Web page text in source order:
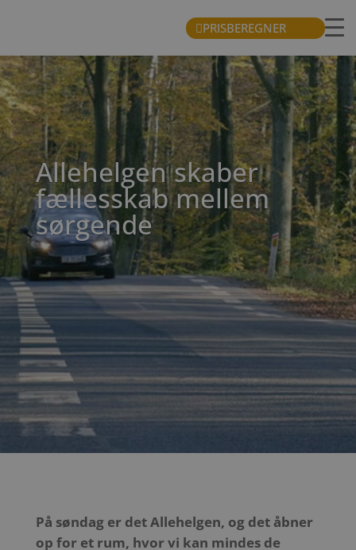
PRISBEREGNER
Allehelgen skaber
fællesskab mellem
sørgende
På søndag er det Allehelgen, og det åbner
op for et rum, hvor vi kan mindes de